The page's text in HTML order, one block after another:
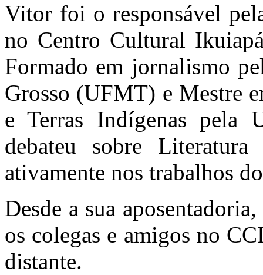
Vitor foi o responsável
no Centro Cultural
Formado em jornalismo
Grosso (UFMT) e Mestre
e Terras Indígenas pela
debateu sobre
ativamente nos trabalhos
Desde a sua
os colegas e amigos no
distante.